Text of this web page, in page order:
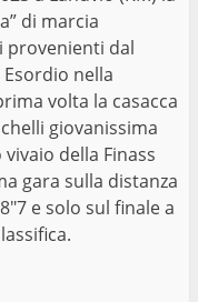
di marcia
provenienti dal
nella
volta la casacca
giovanissima
della Finass
gara sulla distanza
e solo sul finale a